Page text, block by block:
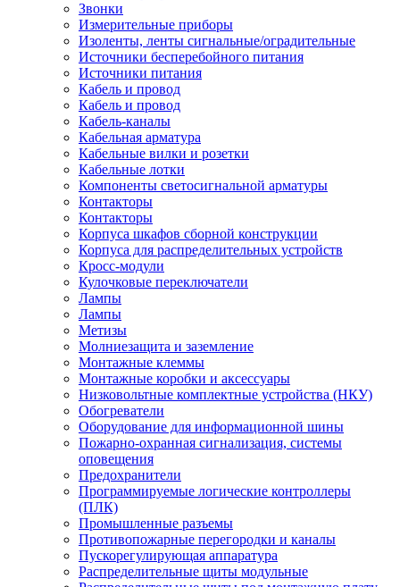
Звонки
Измерительные приборы
Изоленты, ленты сигнальные/оградительные
Источники бесперебойного питания
Источники питания
Кабель и провод
Кабель и провод
Кабель-каналы
Кабельная арматура
Кабельные вилки и розетки
Кабельные лотки
Компоненты светосигнальной арматуры
Контакторы
Контакторы
Корпуса шкафов сборной конструкции
Корпуса для распределительных устройств
Кросс-модули
Кулочковые переключатели
Лампы
Лампы
Метизы
Молниезащита и заземление
Монтажные клеммы
Монтажные коробки и аксессуары
Низковольтные комплектные устройства (НКУ)
Обогреватели
Оборудование для информационной шины
Пожарно-охранная сигнализация, системы
оповещения
Предохранители
Программируемые логические контроллеры
(ПЛК)
Промышленные разъемы
Противопожарные перегородки и каналы
Пускорегулирующая аппаратура
Распределительные щиты модульные